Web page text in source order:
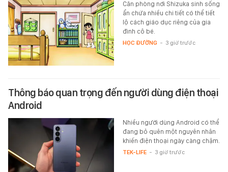
Căn phòng nơi Shizuka sinh sống
ẩn chứa nhiều chi tiết có thể tiết
lộ cách giáo dục riêng của gia
đình cô bé.
HỌC ĐƯỜNG - 3 giờ trước
Thông báo quan trọng đến người dùng điện thoại
Android
Nhiều người dùng Android có thể
đang bỏ quên một nguyên nhân
khiến điện thoại ngày càng chậm.
TEK-LIFE - 3 giờ trước